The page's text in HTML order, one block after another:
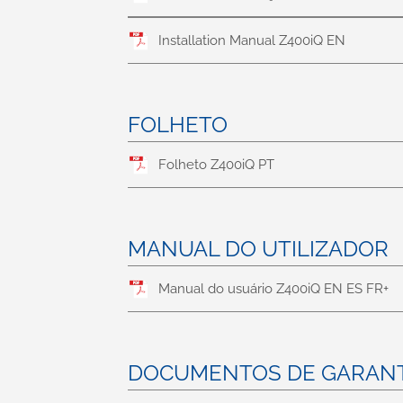
Installation Manual Z400iQ EN
FOLHETO
Folheto Z400iQ PT
MANUAL DO UTILIZADOR
Manual do usuário Z400iQ EN ES FR+
DOCUMENTOS DE